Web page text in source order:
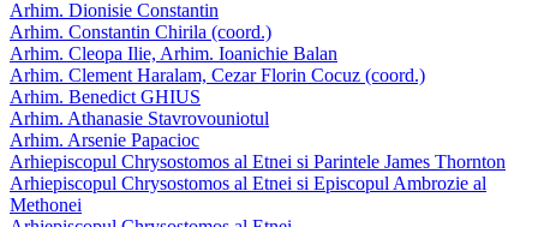
Arhim. Dionisie Constantin
Arhim. Constantin Chirila (coord.)
Arhim. Cleopa Ilie, Arhim. Ioanichie Balan
Arhim. Clement Haralam, Cezar Florin Cocuz (coord.)
Arhim. Benedict GHIUS
Arhim. Athanasie Stavrovouniotul
Arhim. Arsenie Papacioc
Arhiepiscopul Chrysostomos al Etnei si Parintele James Thornton
Arhiepiscopul Chrysostomos al Etnei si Episcopul Ambrozie al
Methonei